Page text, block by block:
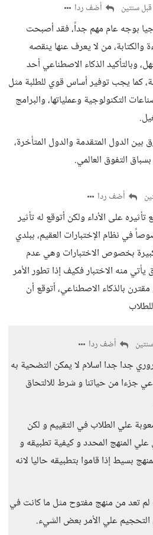
قبل سنتين أضف ردا
بوجه عام مهم جداً، فقد أصبحت
والكتابة، من لا يعرف عنها ينقصه
وبالتأكيد الذكاء الاصطناعي أحد
كما يجب توفير أساس قوي للطلبة مثل
التكنولوجية وعملياتها، والبرامج
بين الدول المتقدمة والدول المتأخرة،
التفوق العالمي.
أضف ردا
على الأداء ولكن أتوقع له تأثير
في نظام الإختبارات العقيم، ببلدي
بخصوص الاختبارات وهي عدم
منه الاختبار فكيف إذا تطور الأمر
بالذكاء الاصطناعي، أتوقع أن
أضف ردا
جدا جدا اسلام لا يمكن التضحية به
جزءا من حياتنا و شرط للالتحاق
علي الطلاب في التقييم و لكن
المنهج المحدد و كيفية تطبيقه و
بسيط إذا قاموا بتطبيقه حاليا لانه
لم تعد من منهج مفتوح مثل ما كانت في
التحجيم علي الأمر بعض الشيء.